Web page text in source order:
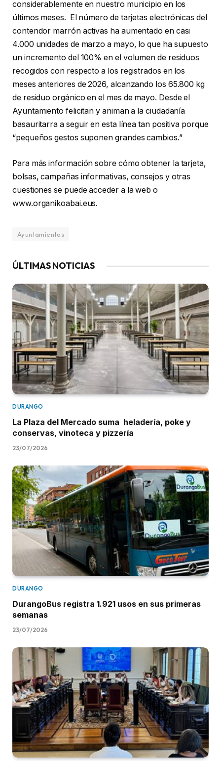
considerablemente en nuestro municipio en los
últimos meses. El número de tarjetas electrónicas del
contendor marrón activas ha aumentado en casi
4.000 unidades de marzo a mayo, lo que ha supuesto
un incremento del 100% en el volumen de residuos
recogidos con respecto a los registrados en los
meses anteriores de 2026, alcanzando los 65.800 kg
de residuo orgánico en el mes de mayo. Desde el
Ayuntamiento felicitan y animan a la ciudadanía
basauritarra a seguir en esta línea tan positiva porque
“pequeños gestos suponen grandes cambios.”
Para más información sobre cómo obtener la tarjeta,
bolsas, campañas informativas, consejos y otras
cuestiones se puede acceder a la web o
www.organikoabai.eus.
Ayuntamientos
ÚLTIMAS NOTICIAS
DURANGO
La Plaza del Mercado suma heladería, poke y
conservas, vinoteca y pizzería
23/07/2026
DURANGO
DurangoBus registra 1.921 usos en sus primeras
semanas
23/07/2026